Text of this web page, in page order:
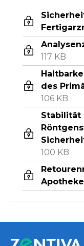
117 KB
des
106 KB
Stabilität
100 KB